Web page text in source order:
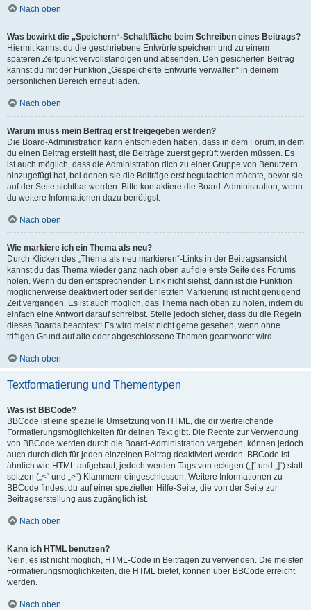
Nach oben
Was bewirkt die „Speichern“-Schaltfläche beim Schreiben eines Beitrags?
Hiermit kannst du die geschriebene Entwürfe speichern und zu einem
späteren Zeitpunkt vervollständigen und absenden. Den gesicherten Beitrag
kannst du mit der Funktion „Gespeicherte Entwürfe verwalten“ in deinem
persönlichen Bereich erneut laden.
Nach oben
Warum muss mein Beitrag erst freigegeben werden?
Die Board-Administration kann entschieden haben, dass in dem Forum, in dem
du einen Beitrag erstellt hast, die Beiträge zuerst geprüft werden müssen. Es
ist auch möglich, dass die Administration dich zu einer Gruppe von Benutzern
hinzugefügt hat, bei denen sie die Beiträge erst begutachten möchte, bevor sie
auf der Seite sichtbar werden. Bitte kontaktiere die Board-Administration, wenn
du weitere Informationen dazu benötigst.
Nach oben
Wie markiere ich ein Thema als neu?
Durch Klicken des „Thema als neu markieren“-Links in der Beitragsansicht
kannst du das Thema wieder ganz nach oben auf die erste Seite des Forums
holen. Wenn du den entsprechenden Link nicht siehst, dann ist die Funktion
möglicherweise deaktiviert oder seit der letzten Markierung ist nicht genügend
Zeit vergangen. Es ist auch möglich, das Thema nach oben zu holen, indem du
einfach eine Antwort darauf schreibst. Stelle jedoch sicher, dass du die Regeln
dieses Boards beachtest! Es wird meist nicht gerne gesehen, wenn ohne
triftigen Grund auf alte oder abgeschlossene Themen geantwortet wird.
Nach oben
Textformatierung und Thementypen
Was ist BBCode?
BBCode ist eine spezielle Umsetzung von HTML, die dir weitreichende
Formatierungsmöglichkeiten für deinen Text gibt. Die Rechte zur Verwendung
von BBCode werden durch die Board-Administration vergeben, können jedoch
auch durch dich für jeden einzelnen Beitrag deaktiviert werden. BBCode ist
ähnlich wie HTML aufgebaut, jedoch werden Tags von eckigen („[“ und „]“) statt
spitzen („<“ und „>“) Klammern eingeschlossen. Weitere Informationen zu
BBCode findest du auf einer speziellen Hilfe-Seite, die von der Seite zur
Beitragserstellung aus zugänglich ist.
Nach oben
Kann ich HTML benutzen?
Nein, es ist nicht möglich, HTML-Code in Beiträgen zu verwenden. Die meisten
Formatierungsmöglichkeiten, die HTML bietet, können über BBCode erreicht
werden.
Nach oben